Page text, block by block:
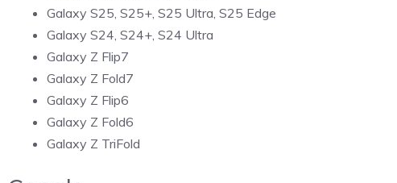
Galaxy S25, S25+, S25 Ultra, S25 Edge
Galaxy S24, S24+, S24 Ultra
Galaxy Z Flip7
Galaxy Z Fold7
Galaxy Z Flip6
Galaxy Z Fold6
Galaxy Z TriFold